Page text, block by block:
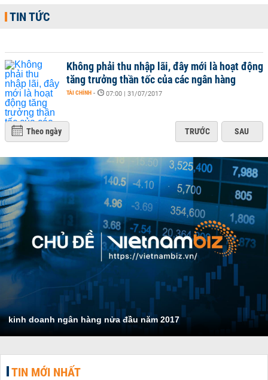
TIN TỨC
Không phải thu nhập lãi, đây mới là hoạt động
tăng trưởng thần tốc của các ngân hàng
TÀI CHÍNH - 07:00 | 31/07/2017
Theo ngày TRƯỚC SAU
kinh doanh ngân hàng nửa đầu năm 2017
TIN MỚI NHẤT